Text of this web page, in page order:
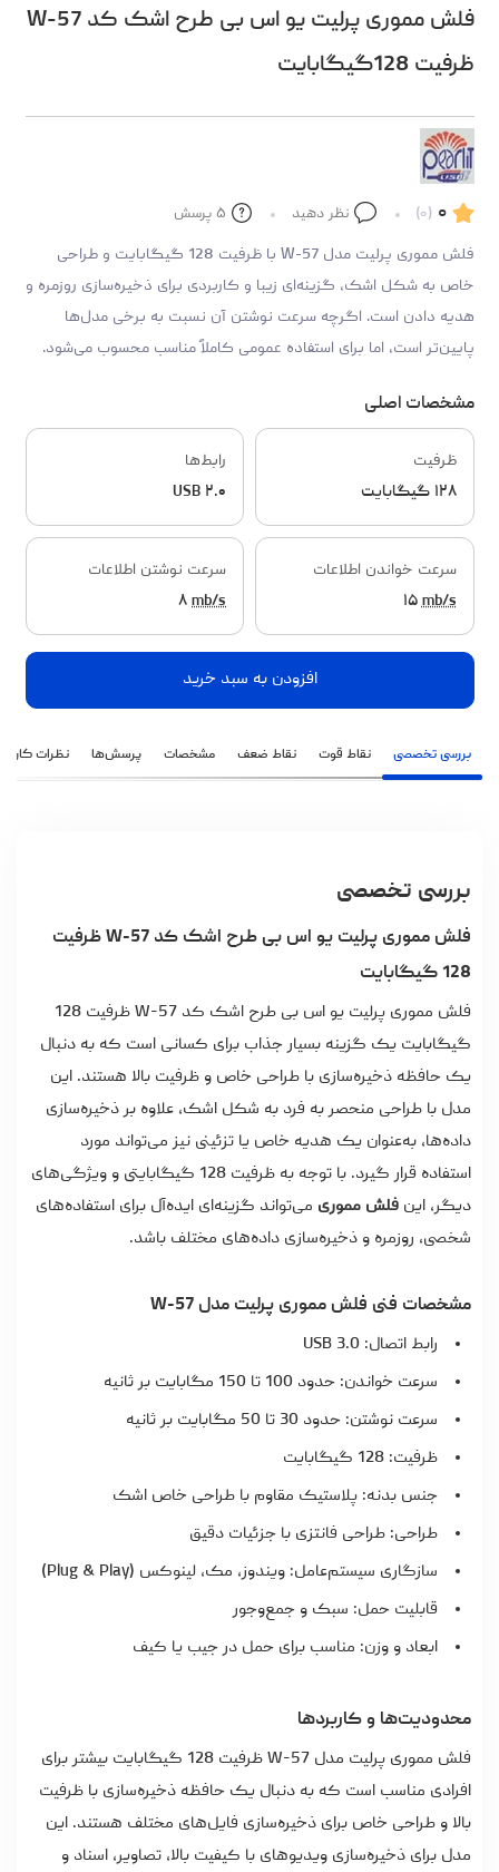
فلش مموری پرلیت یو اس بی طرح اشک کد W-57
ظرفیت 128گیگابایت
۰ (۰) نظر دهید ۵ پرسش
فلش مموری پرلیت مدل W-57 با ظرفیت 128 گیگابایت و طراحی
خاص به شکل اشک، گزینه‌ای زیبا و کاربردی برای ذخیره‌سازی روزمره و
هدیه دادن است. اگرچه سرعت نوشتن آن نسبت به برخی مدل‌ها
پایین‌تر است، اما برای استفاده عمومی کاملاً مناسب محسوب می‌شود.
مشخصات اصلی
ظرفیت
۱۲۸ گیگابایت
رابط‌ها
USB ۲.۰
سرعت خواندن اطلاعات
۱۵mb/s
سرعت نوشتن اطلاعات
۸ mb/s
افزودن به سبد خرید
بررسی تخصصی نقاط قوت نقاط ضعف مشخصات پرسش‌ها نظرات
بررسی تخصصی
فلش مموری پرلیت یو اس بی طرح اشک کد W-57 ظرفیت
128 گیگابایت
فلش مموری پرلیت یو اس بی طرح اشک کد W-57 ظرفیت 128
گیگابایت یک گزینه بسیار جذاب برای کسانی است که به دنبال
یک حافظه ذخیره‌سازی با طراحی خاص و ظرفیت بالا هستند. این
مدل با طراحی منحصر به فرد به شکل اشک، علاوه بر ذخیره‌سازی
داده‌ها، به‌عنوان یک هدیه خاص یا تزئینی نیز می‌تواند مورد
استفاده قرار گیرد. با توجه به ظرفیت 128 گیگابایتی و ویژگی‌های
دیگر، این فلش مموری می‌تواند گزینه‌ای ایده‌آل برای استفاده‌های
شخصی، روزمره و ذخیره‌سازی داده‌های مختلف باشد.
مشخصات فنی فلش مموری پرلیت مدل W-57
رابط اتصال: USB 3.0
سرعت خواندن: حدود 100 تا 150 مگابایت بر ثانیه
سرعت نوشتن: حدود 30 تا 50 مگابایت بر ثانیه
ظرفیت: 128 گیگابایت
جنس بدنه: پلاستیک مقاوم با طراحی خاص اشک
طراحی: طراحی فانتزی با جزئیات دقیق
سازگاری سیستم‌عامل: ویندوز، مک، لینوکس (Plug & Play)
قابلیت حمل: سبک و جمع‌وجور
ابعاد و وزن: مناسب برای حمل در جیب یا کیف
محدودیت‌ها و کاربردها
فلش مموری پرلیت مدل W-57 ظرفیت 128 گیگابایت بیشتر برای
افرادی مناسب است که به دنبال یک حافظه ذخیره‌سازی با ظرفیت
بالا و طراحی خاص برای ذخیره‌سازی فایل‌های مختلف هستند. این
مدل برای ذخیره‌سازی ویدیوهای با کیفیت بالا، تصاویر، اسناد و